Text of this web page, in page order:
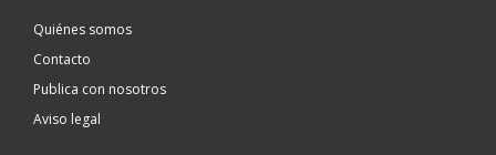
Quiénes somos
Contacto
Publica con nosotros
Aviso legal